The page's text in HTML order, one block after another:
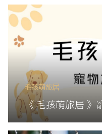
毛孩萌旅居
《 毛孩萌旅居 》